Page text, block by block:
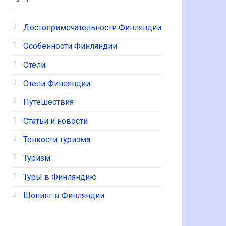
Достопримечательности Финляндии
Особенности Финляндии
Отели
Отели Финляндии
Путешествия
Статьи и новости
Тонкости туризма
Туризм
Туры в Финляндию
Шопинг в Финляндии